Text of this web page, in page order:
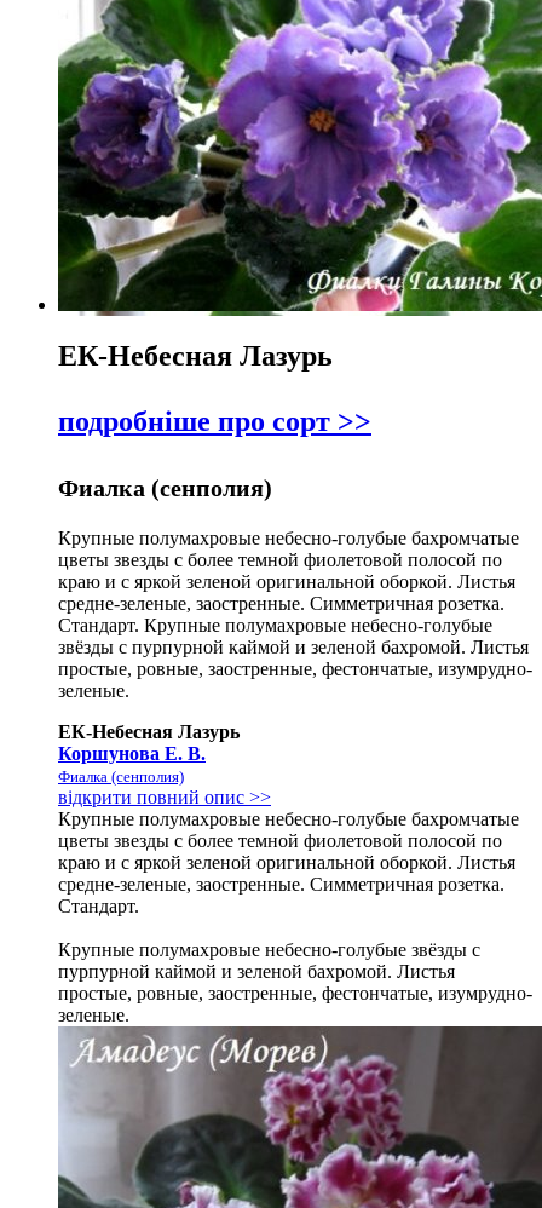
ЕК-Небесная Лазурь
подробніше про сорт >>
Фиалка (сенполия)
Крупные полумахровые небесно-голубые бахромчатые
цветы звезды с более темной фиолетовой полосой по
краю и с яркой зеленой оригинальной оборкой. Листья
средне-зеленые, заостренные. Симметричная розетка.
Стандарт. Крупные полумахровые небесно-голубые
звёзды с пурпурной каймой и зеленой бахромой. Листья
простые, ровные, заостренные, фестончатые, изумрудно-
зеленые.
ЕК-Небесная Лазурь
Коршунова Е. В.
Фиалка (сенполия)
відкрити повний опис >>
Крупные полумахровые небесно-голубые бахромчатые
цветы звезды с более темной фиолетовой полосой по
краю и с яркой зеленой оригинальной оборкой. Листья
средне-зеленые, заостренные. Симметричная розетка.
Стандарт.
Крупные полумахровые небесно-голубые звёзды с
пурпурной каймой и зеленой бахромой. Листья
простые, ровные, заостренные, фестончатые, изумрудно-
зеленые.